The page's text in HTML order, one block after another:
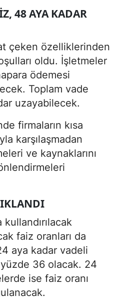
48 AYA KADAR
çeken özelliklerinden
oldu. İşletmeler
ödemesi
Toplam vade
uzayabilecek.
firmaların kısa
karşılaşmadan
ve kaynaklarını
faiz oranları da
aya kadar vadeli
36 olacak. 24
ise faiz oranı